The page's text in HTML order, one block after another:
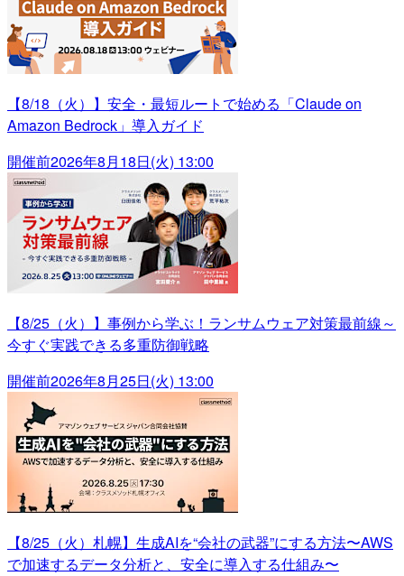
【8/18（火）】安全・最短ルートで始める「Claude on
Amazon Bedrock」導入ガイド
開催前2026年8月18日(火) 13:00
【8/25（火）】事例から学ぶ！ランサムウェア対策最前線～
今すぐ実践できる多重防御戦略
開催前2026年8月25日(火) 13:00
【8/25（火）札幌】生成AIを“会社の武器”にする方法〜AWS
で加速するデータ分析と、安全に導入する仕組み〜